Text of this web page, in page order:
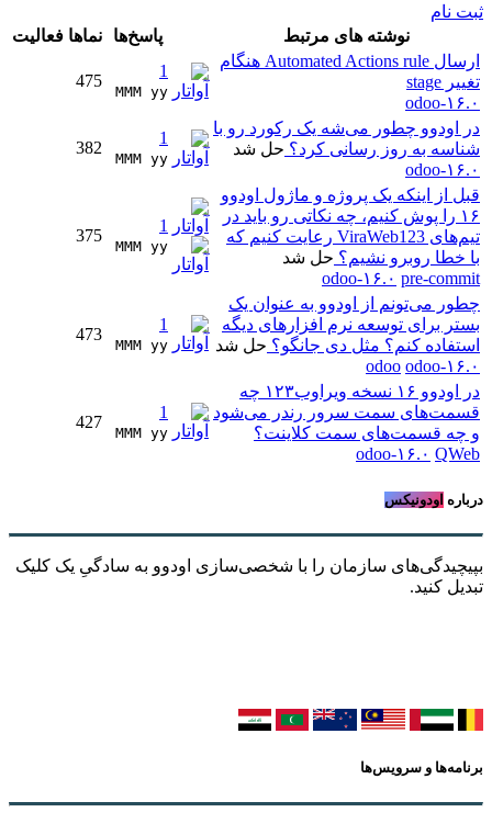
ثبت نام
نوشته های مرتبط
پاسخ‌ها نماها فعالیت
ارسال Automated Actions rule هنگام
تغییر stage
odoo-۱۶.۰
1
MMM yy
475
در اودوو چطور می‌شه یک رکورد رو با
شناسه به روز رسانی کرد؟ حل شد
odoo-۱۶.۰
1
MMM yy
382
قبل از اینکه یک پروژه و ماژول اودوو
۱۶ را پوش کنیم، چه نکاتی رو باید در
تیم‌های ViraWeb123 رعایت کنیم که
با خطا روبرو نشیم؟ حل شد
odoo-۱۶.۰ pre-commit
1
MMM yy
375
چطور می‌تونم از اودوو به عنوان یک
بستر برای توسعه نرم افزارهای دیگه
استفاده کنم؟ مثل دی جانگو؟ حل شد
odoo odoo-۱۶.۰
1
MMM yy
473
در اودوو ۱۶ نسخه ویراوب۱۲۳ چه
قسمت‌های سمت سرور رندر می‌شود
و چه قسمت‌های سمت کلاینت؟
odoo-۱۶.۰ QWeb
1
MMM yy
427
درباره اودونیکس
بپیچیدگی‌های سازمان را با شخصی‌سازی اودوو به سادگیِ یک کلیک
تبدیل کنید.
برنامه‌ها و سرویس‌ها